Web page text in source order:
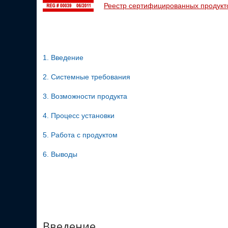
Реестр сертифицированных
1. Введение
2. Системные требования
3. Возможности продукта
4. Процесс установки
5. Работа с продуктом
6. Выводы